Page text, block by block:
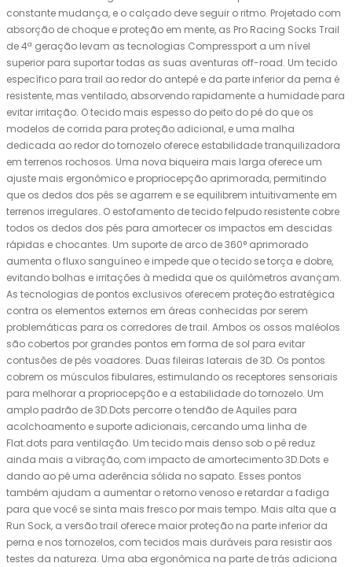
constante mudança, e o calçado deve seguir o ritmo. Projetado com
absorção de choque e proteção em mente, as Pro Racing Socks Trail
de 4ª geração levam as tecnologias Compressport a um nível
superior para suportar todas as suas aventuras off-road. Um tecido
específico para trail ao redor do antepé e da parte inferior da perna é
resistente, mas ventilado, absorvendo rapidamente a humidade para
evitar irritação. O tecido mais espesso do peito do pé do que os
modelos de corrida para proteção adicional, e uma malha
dedicada ao redor do tornozelo oferece estabilidade tranquilizadora
em terrenos rochosos. Uma nova biqueira mais larga oferece um
ajuste mais ergonômico e propriocepção aprimorada, permitindo
que os dedos dos pés se agarrem e se equilibrem intuitivamente em
terrenos irregulares. O estofamento de tecido felpudo resistente cobre
todos os dedos dos pés para amortecer os impactos em descidas
rápidas e chocantes. Um suporte de arco de 360° aprimorado
aumenta o fluxo sanguíneo e impede que o tecido se torça e dobre,
evitando bolhas e irritações à medida que os quilômetros avançam.
As tecnologias de pontos exclusivos oferecem proteção estratégica
contra os elementos externos em áreas conhecidas por serem
problemáticas para os corredores de trail. Ambos os ossos maléolos
são cobertos por grandes pontos em forma de sol para evitar
contusões de pés voadores. Duas fileiras laterais de 3D. Os pontos
cobrem os músculos fibulares, estimulando os receptores sensoriais
para melhorar a propriocepção e a estabilidade do tornozelo. Um
amplo padrão de 3D.Dots percorre o tendão de Aquiles para
acolchoamento e suporte adicionais, cercando uma linha de
Flat.dots para ventilação. Um tecido mais denso sob o pé reduz
ainda mais a vibração, com impacto de amortecimento 3D.Dots e
dando ao pé uma aderência sólida no sapato. Esses pontos
também ajudam a aumentar o retorno venoso e retardar a fadiga
para que você se sinta mais fresco por mais tempo. Mais alta que a
Run Sock, a versão trail oferece maior proteção na parte inferior da
perna e nos tornozelos, com tecidos mais duráveis ​​para resistir aos
testes da natureza. Uma aba ergonômica na parte de trás adiciona